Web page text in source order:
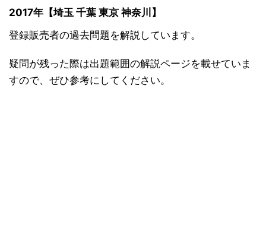
2017年【埼玉 千葉 東京 神奈川】
登録販売者の過去問題を解説しています。
疑問が残った際は出題範囲の解説ページを載せていま
すので、ぜひ参考にしてください。